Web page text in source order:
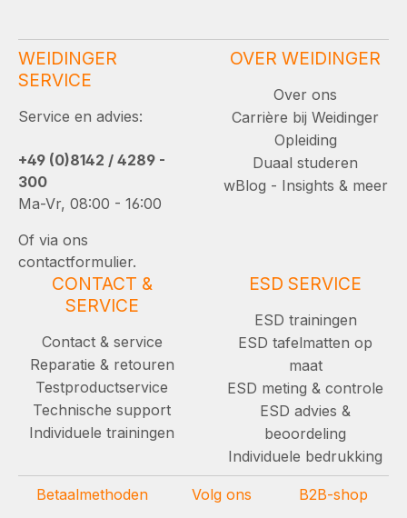
WEIDINGER
SERVICE
Service en advies:
+49 (0)8142 / 4289 -
300
Ma-Vr, 08:00 - 16:00
Of via ons
contactformulier.
OVER WEIDINGER
Over ons
Carrière bij Weidinger
Opleiding
Duaal studeren
wBlog - Insights & meer
CONTACT &
SERVICE
Contact & service
Reparatie & retouren
Testproductservice
Technische support
Individuele trainingen
ESD SERVICE
ESD trainingen
ESD tafelmatten op
maat
ESD meting & controle
ESD advies &
beoordeling
Individuele bedrukking
Betaalmethoden Volg ons
B2B-shop